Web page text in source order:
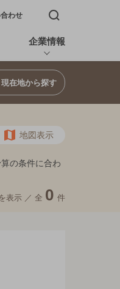
わせ 検索窓を開く
企業情報
現在地から探す
地図表示
の条件に合わ
表示 ／ 全 0 件